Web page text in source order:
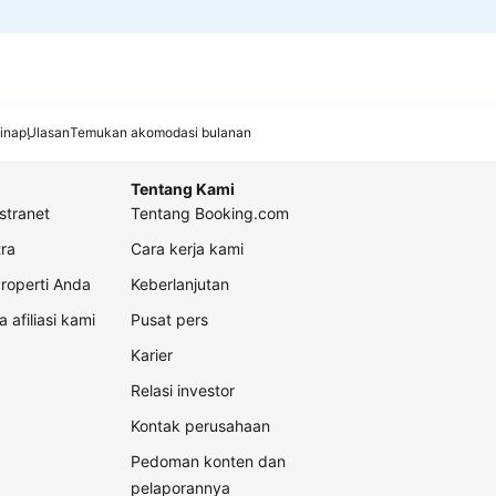
UlasanTemukan akomodasi bulanan
Anda
afiliasi kami
Tentang Kami
Tentang Booking.com
Cara kerja kami
Keberlanjutan
Pusat pers
Karier
Relasi investor
Kontak perusahaan
Pedoman konten dan
pelaporannya